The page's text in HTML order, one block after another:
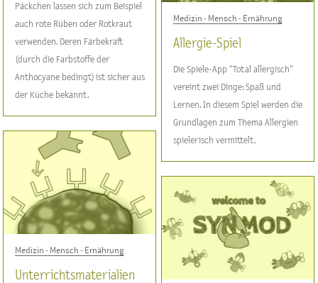
Päckchen lassen sich zum Beispiel
auch rote Rüben oder Rotkraut
verwenden. Deren Färbekraft
(durch die Farbstoffe der
Anthocyane bedingt) ist sicher aus
der Küche bekannt.
Medizin - Mensch - Ernährung
Allergie-Spiel
Die Spiele-App "Total allergisch"
vereint zwei Dinge: Spaß und
Lernen. In diesem Spiel werden die
Grundlagen zum Thema Allergien
spielerisch vermittelt.
Medizin - Mensch - Ernährung
Unterrichtsmaterialien